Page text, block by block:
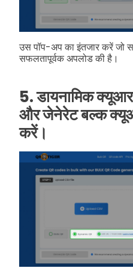
उस पॉप-अप का इंतजार करें जो
सफलतापूर्वक अपलोड की है।
5. डायनामिक
और जेनेरेट बल्क
करें।